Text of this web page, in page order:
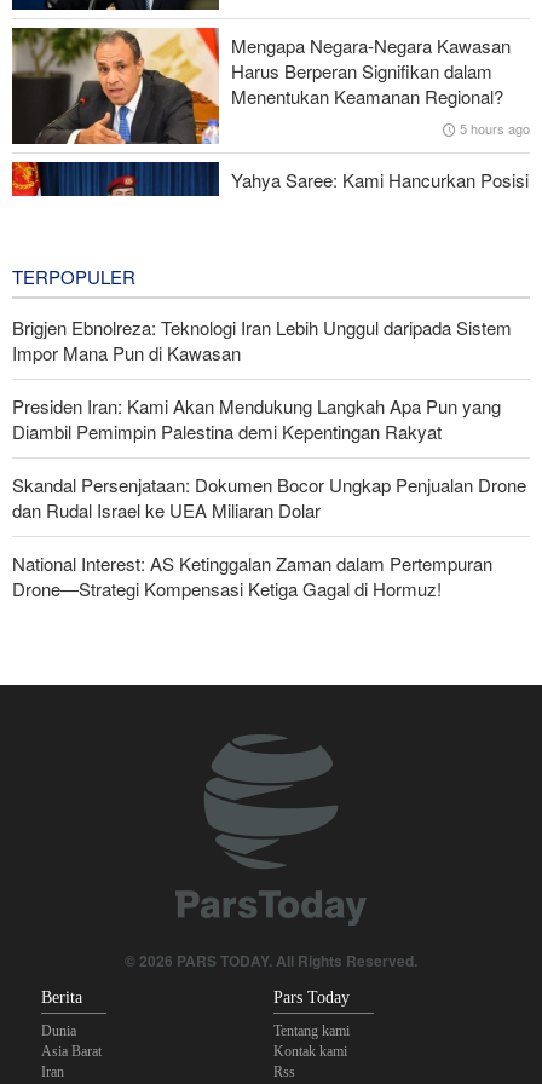
Gagal dalam Perang dengan Iran, Dua Pejabat Senior Mossad
Dipecat
Mengapa Negara-Negara Kawasan
Harus Berperan Signifikan dalam
Menentukan Keamanan Regional?
5 hours ago
Yahya Saree: Kami Hancurkan Posisi
TERPOPULER
Brigjen Ebnolreza: Teknologi Iran Lebih Unggul daripada Sistem
Impor Mana Pun di Kawasan
Presiden Iran: Kami Akan Mendukung Langkah Apa Pun yang
Diambil Pemimpin Palestina demi Kepentingan Rakyat
Skandal Persenjataan: Dokumen Bocor Ungkap Penjualan Drone
dan Rudal Israel ke UEA Miliaran Dolar
National Interest: AS Ketinggalan Zaman dalam Pertempuran
Drone—Strategi Kompensasi Ketiga Gagal di Hormuz!
Legislator Iran: AS Akan Segera Diusir dari Kawasan dan Semua
The Economist: Kesepakatan dengan Iran Opsi Realistis Akhiri
Brigjen Akrami Nia: Artesh dalam Kondisi Siaga Penuh
© 2026 PARS TODAY. All Rights Reserved.
Berita
Dunia
Asia Barat
Iran
Pars Today
Tentang kami
Kontak kami
Rss